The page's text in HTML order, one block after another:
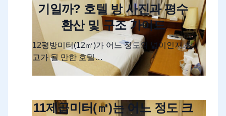
기일까? 호텔 방 사진과 평수
환산 및 구조 가이드
12평방미터(12㎡)가 어느 정도의 넓이인지 참
고가 될 만한 호텔…
11제곱미터(㎡)는 어느 정도 크